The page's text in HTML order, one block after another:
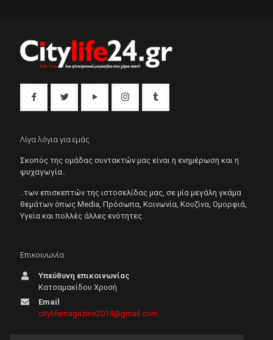
Λίγα λόγια για εμάς
Σκοπός της ομάδας συντακτών μας είναι η ενημέρωση και η
ψυχαγωγία..
..των επισκεπτών της ιστοσελίδας μας, σε μία μεγάλη γκάμα
θεμάτων όπως Μedia, Πρόσωπα, Κοινωνία, Κουζίνα, Ομορφιά,
Υγεία και πολλές άλλες ενότητες.
Επικοινωνία
Υπεύθυνη επικοινωνίας
Κατσαμακίδου Χρυσή
Email
citylifemagazine2014@gmail.com